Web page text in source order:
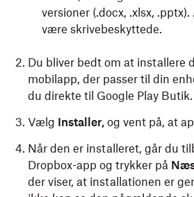
versioner (.docx, .xlsx,
være skrivebeskyttede.
Du bliver bedt om at installere
mobilapp, der passer til din
du direkte til Google Play Butik.
Vælg Installer, og vent på, at
Når den er installeret, går du
Dropbox-app og trykker på
der viser, at installationen er